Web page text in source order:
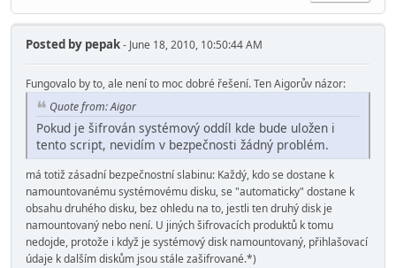
Posted by pepak- June 18, 2010, 10:50:44 AM
Fungovalo by to, ale není to moc dobré řešení. Ten Aigorův názor:
Quote from: Aigor
Pokud je šifrován systémový oddíl kde bude uložen i
tento script, nevidím v bezpečnosti žádný problém.
má totiž zásadní bezpečnostní slabinu: Každý, kdo se dostane k
namountovanému systémovému disku, se "automaticky" dostane k
obsahu druhého disku, bez ohledu na to, jestli ten druhý disk je
namountovaný nebo není. U jiných šifrovacích produktů k tomu
nedojde, protože i když je systémový disk namountovaný, přihlašovací
údaje k dalším diskům jsou stále zašifrované.*)